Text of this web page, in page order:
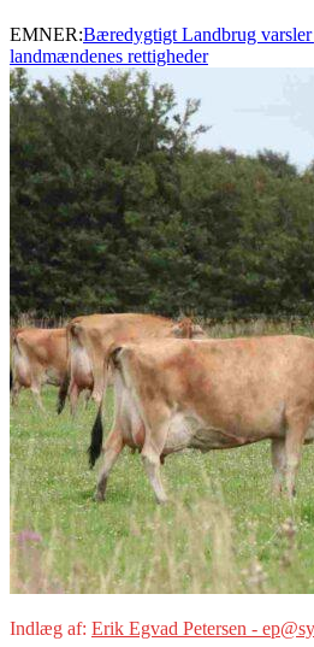
EMNER:Bæredygtigt Landbrug
landmændenes rettigheder
Indlæg af: Erik Egvad Petersen -